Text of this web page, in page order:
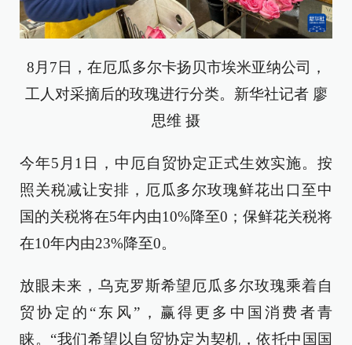
8月7日，在厄瓜多尔卡扬贝市埃米亚纳公司，
工人对采摘后的玫瑰进行分类。新华社记者 廖
思维 摄
今年5月1日，中厄自贸协定正式生效实施。按
照关税减让安排，厄瓜多尔玫瑰鲜花出口至中
国的关税将在5年内由10%降至0；保鲜花关税将
在10年内由23%降至0。
放眼未来，乌克罗斯希望厄瓜多尔玫瑰乘着自
贸协定的“东风”，赢得更多中国消费者青
睐。“我们希望以自贸协定为契机，依托中国国